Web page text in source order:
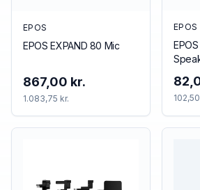
EPOS
EPOS EXPAND 80 Mic
867,00 kr.
1.083,75 kr.
EPOS